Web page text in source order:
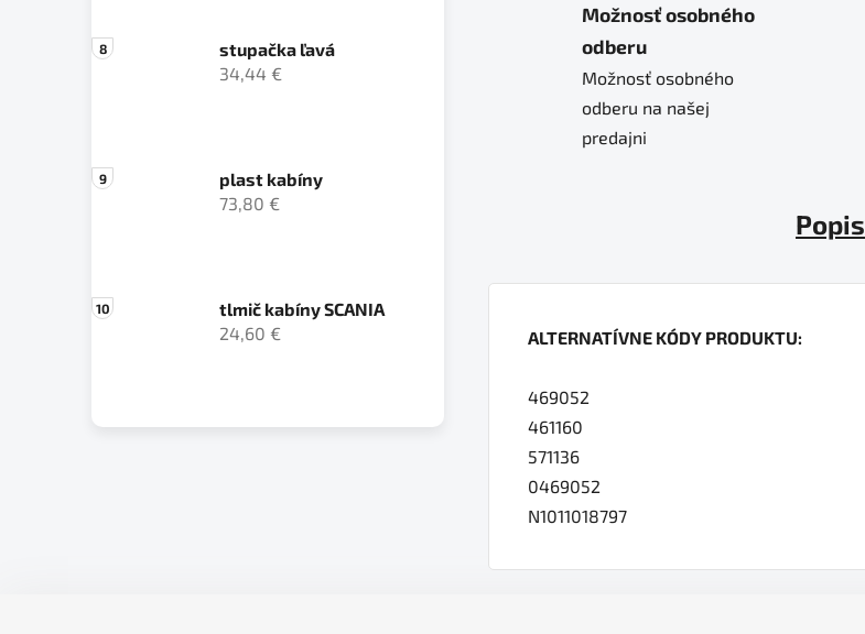
stupačka ľavá
34,44 €
plast kabíny
73,80 €
tlmič kabíny SCANIA
24,60 €
Možnosť osobného
odberu
Možnosť osobného
odberu na našej
predajni
Popis
ALTERNATÍVNE KÓDY PRODUKTU:
469052
461160
571136
0469052
N1011018797